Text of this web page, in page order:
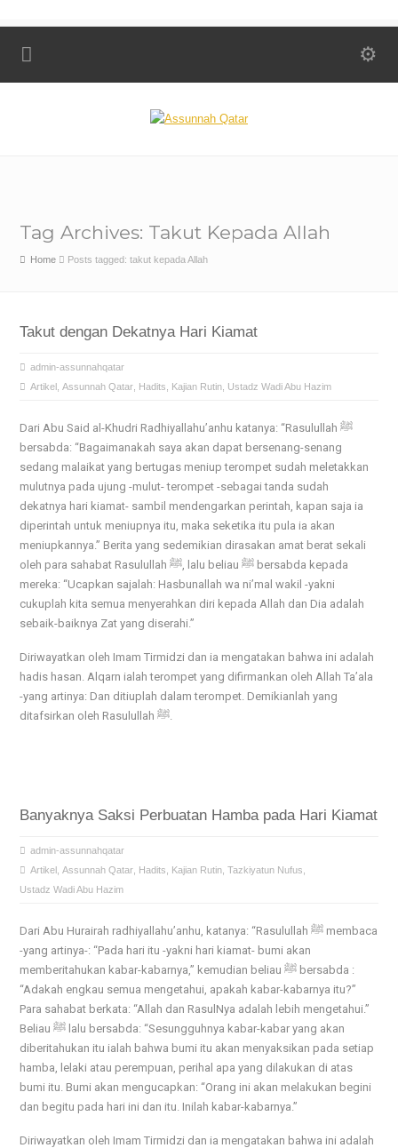
Tag Archives: Takut Kepada Allah
Home Posts tagged: takut kepada Allah
Takut dengan Dekatnya Hari Kiamat
admin-assunnahqatar
Artikel ,Assunnah Qatar Hadits Kajian Rutin Ustadz Wadi Abu Hazim
Dari Abu Said al-Khudri Radhiyallahu’anhu katanya: “Rasulullah ﷺ
bersabda: “Bagaimanakah saya akan dapat bersenang-senang
sedang malaikat yang bertugas meniup terompet sudah meletakkan
mulutnya pada ujung -mulut- terompet -sebagai tanda sudah
dekatnya hari kiamat- sambil mendengarkan perintah, kapan saja ia
diperintah untuk meniupnya itu, maka seketika itu pula ia akan
meniupkannya.” Berita yang sedemikian dirasakan amat berat sekali
oleh para sahabat Rasulullah ﷺ, lalu beliau ﷺ bersabda kepada
mereka: “Ucapkan sajalah: Hasbunallah wa ni’mal wakil -yakni
cukuplah kita semua menyerahkan diri kepada Allah dan Dia adalah
sebaik-baiknya Zat yang diserahi.”
Diriwayatkan oleh Imam Tirmidzi dan ia mengatakan bahwa ini adalah
hadis hasan. Alqarn ialah terompet yang difirmankan oleh Allah Ta’ala
-yang artinya: Dan ditiuplah dalam terompet. Demikianlah yang
ditafsirkan oleh Rasulullah ﷺ.
Banyaknya Saksi Perbuatan Hamba pada Hari Kiamat
admin-assunnahqatar
Artikel ,Assunnah Qatar Hadits Kajian Rutin ,Tazkiyatun Nufus
Ustadz Wadi Abu Hazim
Dari Abu Hurairah radhiyallahu’anhu, katanya: “Rasulullah ﷺ membaca
-yang artinya-: “Pada hari itu -yakni hari kiamat- bumi akan
memberitahukan kabar-kabarnya,” kemudian beliau ﷺ bersabda :
“Adakah engkau semua mengetahui, apakah kabar-kabarnya itu?”
Para sahabat berkata: “Allah dan RasulNya adalah lebih mengetahui.”
Beliau ﷺ lalu bersabda: “Sesungguhnya kabar-kabar yang akan
diberitahukan itu ialah bahwa bumi itu akan menyaksikan pada setiap
hamba, lelaki atau perempuan, perihal apa yang dilakukan di atas
bumi itu. Bumi akan mengucapkan: “Orang ini akan melakukan begini
dan begitu pada hari ini dan itu. Inilah kabar-kabarnya.”
Diriwayatkan oleh Imam Tirmidzi dan ia mengatakan bahwa ini adalah